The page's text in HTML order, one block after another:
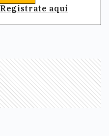
Registrate aquí